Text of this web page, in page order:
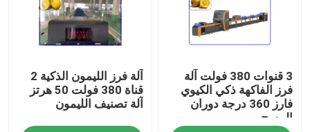
3 قنوات 380 فولت آلة
فرز الفاكهة ذكي الكيوي
فارز 360 درجة دوران
المسح
آلة فرز الليمون الذكية 2
قناة 380 فولت 50 هرتز
آلة تصنيف الليمون